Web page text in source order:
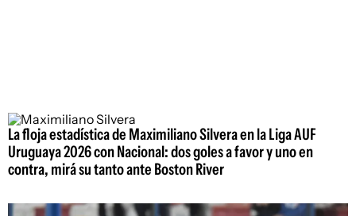
La floja estadística de Maximiliano Silvera en la Liga AUF
Uruguaya 2026 con Nacional: dos goles a favor y uno en
contra, mirá su tanto ante Boston River